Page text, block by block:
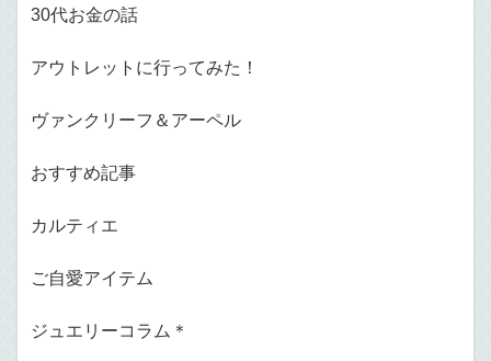
30代お金の話
アウトレットに行ってみた！
ヴァンクリーフ＆アーペル
おすすめ記事
カルティエ
ご自愛アイテム
ジュエリーコラム＊